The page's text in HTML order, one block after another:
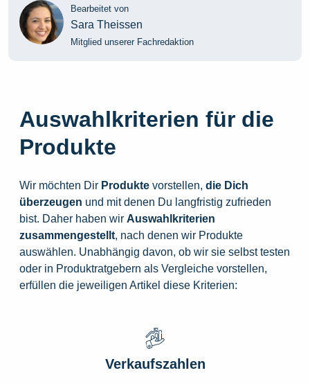
Bearbeitet von
Sara Theissen
Mitglied unserer Fachredaktion
Auswahlkriterien für die
Produkte
Wir möchten Dir Produkte vorstellen, die Dich
überzeugen und mit denen Du langfristig zufrieden
bist. Daher haben wir Auswahlkriterien
zusammengestellt, nach denen wir Produkte
auswählen. Unabhängig davon, ob wir sie selbst testen
oder in Produktratgebern als Vergleiche vorstellen,
erfüllen die jeweiligen Artikel diese Kriterien:
Verkaufszahlen